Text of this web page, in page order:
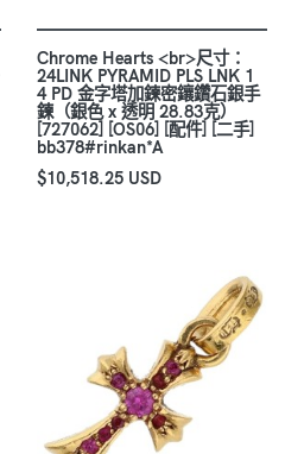
Chrome Hearts <br>尺寸：
24LINK PYRAMID PLS LNK 1
4 PD 金字塔加鍊密鑲鑽石銀手
鍊（銀色 x 透明 28.83克）
[727062] [OS06] [配件] [二手]
bb378#rinkan*A
$10,518.25 USD